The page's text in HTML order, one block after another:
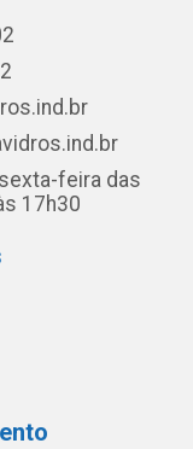
feira das
17h30